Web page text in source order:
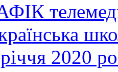
2020